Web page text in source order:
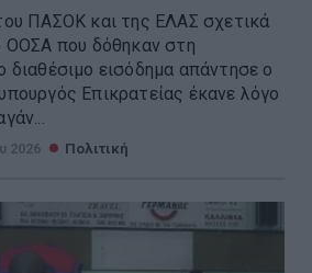
ΠΑΣΟΚ και της ΕΛΑΣ σχετικά
ΟΟΣΑ που δόθηκαν στη
διαθέσιμο εισόδημα απάντησε ο
Επικρατείας έκανε λόγο
2026 Πολιτική